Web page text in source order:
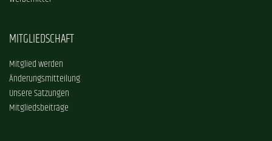
MITGLIEDSCHAFT
Mitglied werden
Änderungsmitteilung
Unsere Satzungen
Mitgliedsbeiträge